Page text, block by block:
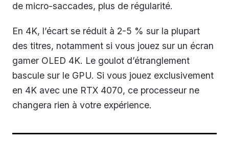
de micro-saccades, plus de régularité.
En 4K, l’écart se réduit à 2-5 % sur la plupart
des titres, notamment si vous jouez sur un écran
gamer OLED 4K. Le goulot d’étranglement
bascule sur le GPU. Si vous jouez exclusivement
en 4K avec une RTX 4070, ce processeur ne
changera rien à votre expérience.